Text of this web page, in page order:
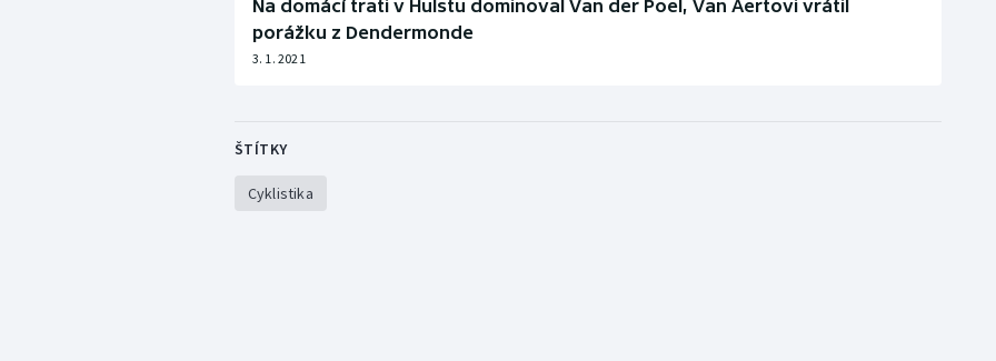
Na domácí trati v Hulstu dominoval Van der Poel, Van Aertovi vrátil
porážku z Dendermonde
3. 1. 2021
ŠTÍTKY
Cyklistika